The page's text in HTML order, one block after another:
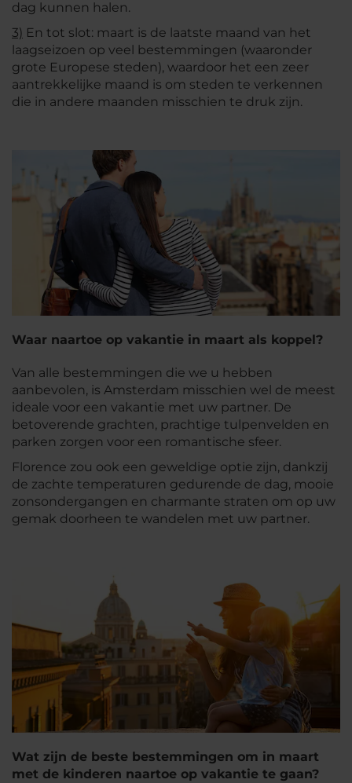
dag kunnen halen.
3) En tot slot: maart is de laatste maand van het
laagseizoen op veel bestemmingen (waaronder
grote Europese steden), waardoor het een zeer
aantrekkelijke maand is om steden te verkennen
die in andere maanden misschien te druk zijn.
Waar naartoe op vakantie in maart als koppel?
Van alle bestemmingen die we u hebben
aanbevolen, is Amsterdam misschien wel de meest
ideale voor een vakantie met uw partner. De
betoverende grachten, prachtige tulpenvelden en
parken zorgen voor een romantische sfeer.
Florence zou ook een geweldige optie zijn, dankzij
de zachte temperaturen gedurende de dag, mooie
zonsondergangen en charmante straten om op uw
gemak doorheen te wandelen met uw partner.
Wat zijn de beste bestemmingen om in maart
met de kinderen naartoe op vakantie te gaan?